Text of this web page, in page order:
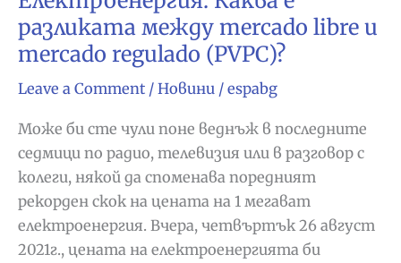
разликата между mercado libre и
mercado regulado (PVPC)?
Leave a Comment / Новини / espabg
Може би сте чули поне веднъж в последните
седмици по радио, телевизия или в разговор с
колеги, някой да споменава поредният
рекорден скок на цената на 1 мегават
електроенергия. Вчера, четвъртък 26 август
2021г., цената на електроенергията би